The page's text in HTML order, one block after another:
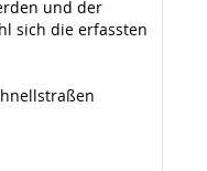
und der
sich die erfassten